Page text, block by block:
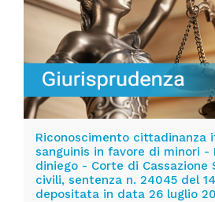
Riconoscimento cittadinanza
sanguinis in favore di minori -
diniego - Corte di Cassazione
civili, sentenza n. 24045 del
depositata in data 26 luglio